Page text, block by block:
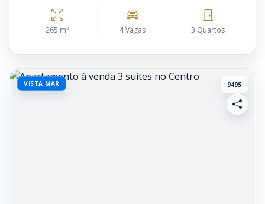
265 m² 4 Vagas 3 Quartos
VISTA MAR 9495